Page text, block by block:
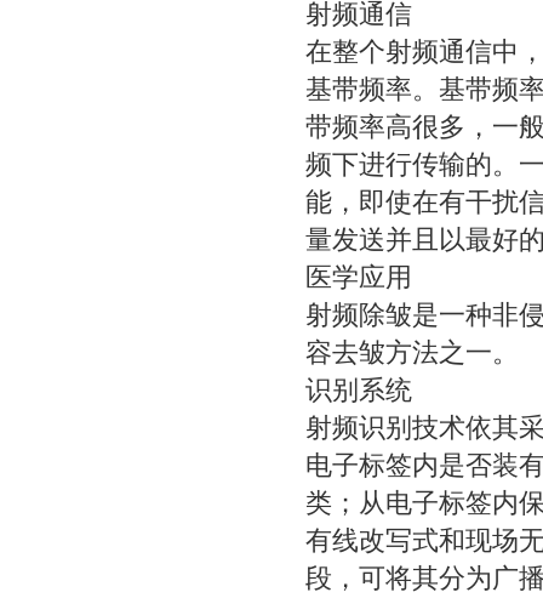
射频通信
在整个射频通信中
基带频率。基带频
带频率高很多，一
频下进行传输的。
能，即使在有干扰
量发送并且以最好
医学应用
射频除皱是一种非
容去皱方法之一。
识别系统
射频识别技术依其
电子标签内是否装
类；从电子标签内
有线改写式和现场
段，可将其分为广